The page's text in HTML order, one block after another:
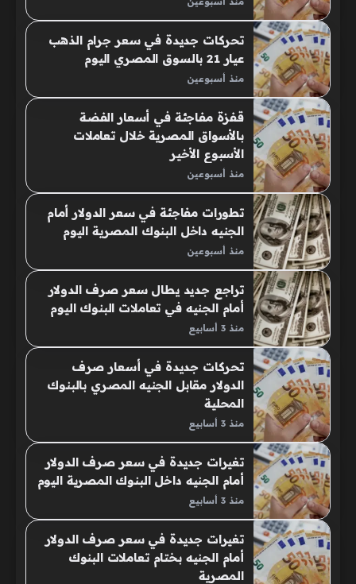
تحركات جديدة في سعر جرام الذهب
عيار 21 بالسوق المصري اليوم
منذ أسبوعين
قفزة مفاجئة في أسعار الفضة
بالأسواق المصرية خلال تعاملات
الأسبوع الأخير
منذ أسبوعين
تطورات مفاجئة في سعر الدولار أمام
الجنيه داخل البنوك المصرية اليوم
منذ أسبوعين
تراجع جديد يطال سعر صرف الدولار
أمام الجنيه في تعاملات البنوك اليوم
منذ 3 أسابيع
تحركات جديدة في أسعار صرف
الدولار مقابل الجنيه المصري بالبنوك
المحلية
منذ 3 أسابيع
تغيرات جديدة في سعر صرف الدولار
أمام الجنيه داخل البنوك المصرية اليوم
منذ 3 أسابيع
تغيرات جديدة في سعر صرف الدولار
أمام الجنيه بختام تعاملات البنوك
المصرية